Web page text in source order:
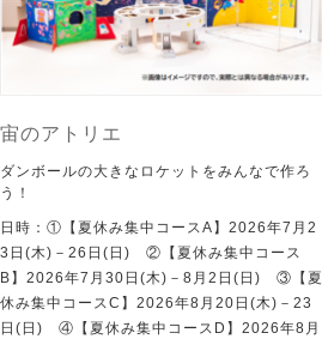
宙のアトリエ
ダンボールの大きなロケットをみんなで作ろ
う！
日時：①【夏休み集中コースA】2026年7月2
3日(木)－26日(日) ②【夏休み集中コース
B】2026年7月30日(木)－8月2日(日) ③【夏
休み集中コースC】2026年8月20日(木)－23
日(日) ④【夏休み集中コースD】2026年8月